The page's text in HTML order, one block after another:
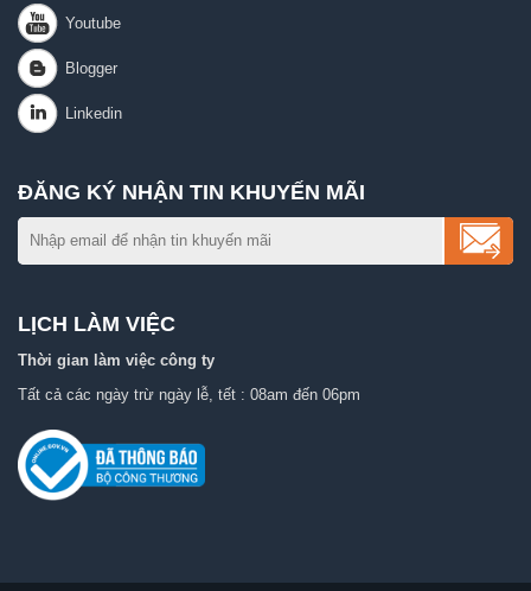
ĐĂNG KÝ NHẬN TIN KHUYẾN MÃI
LỊCH LÀM VIỆC
Thời gian làm việc công ty
Tất cả các ngày trừ ngày lễ, tết : 08am đến 06pm